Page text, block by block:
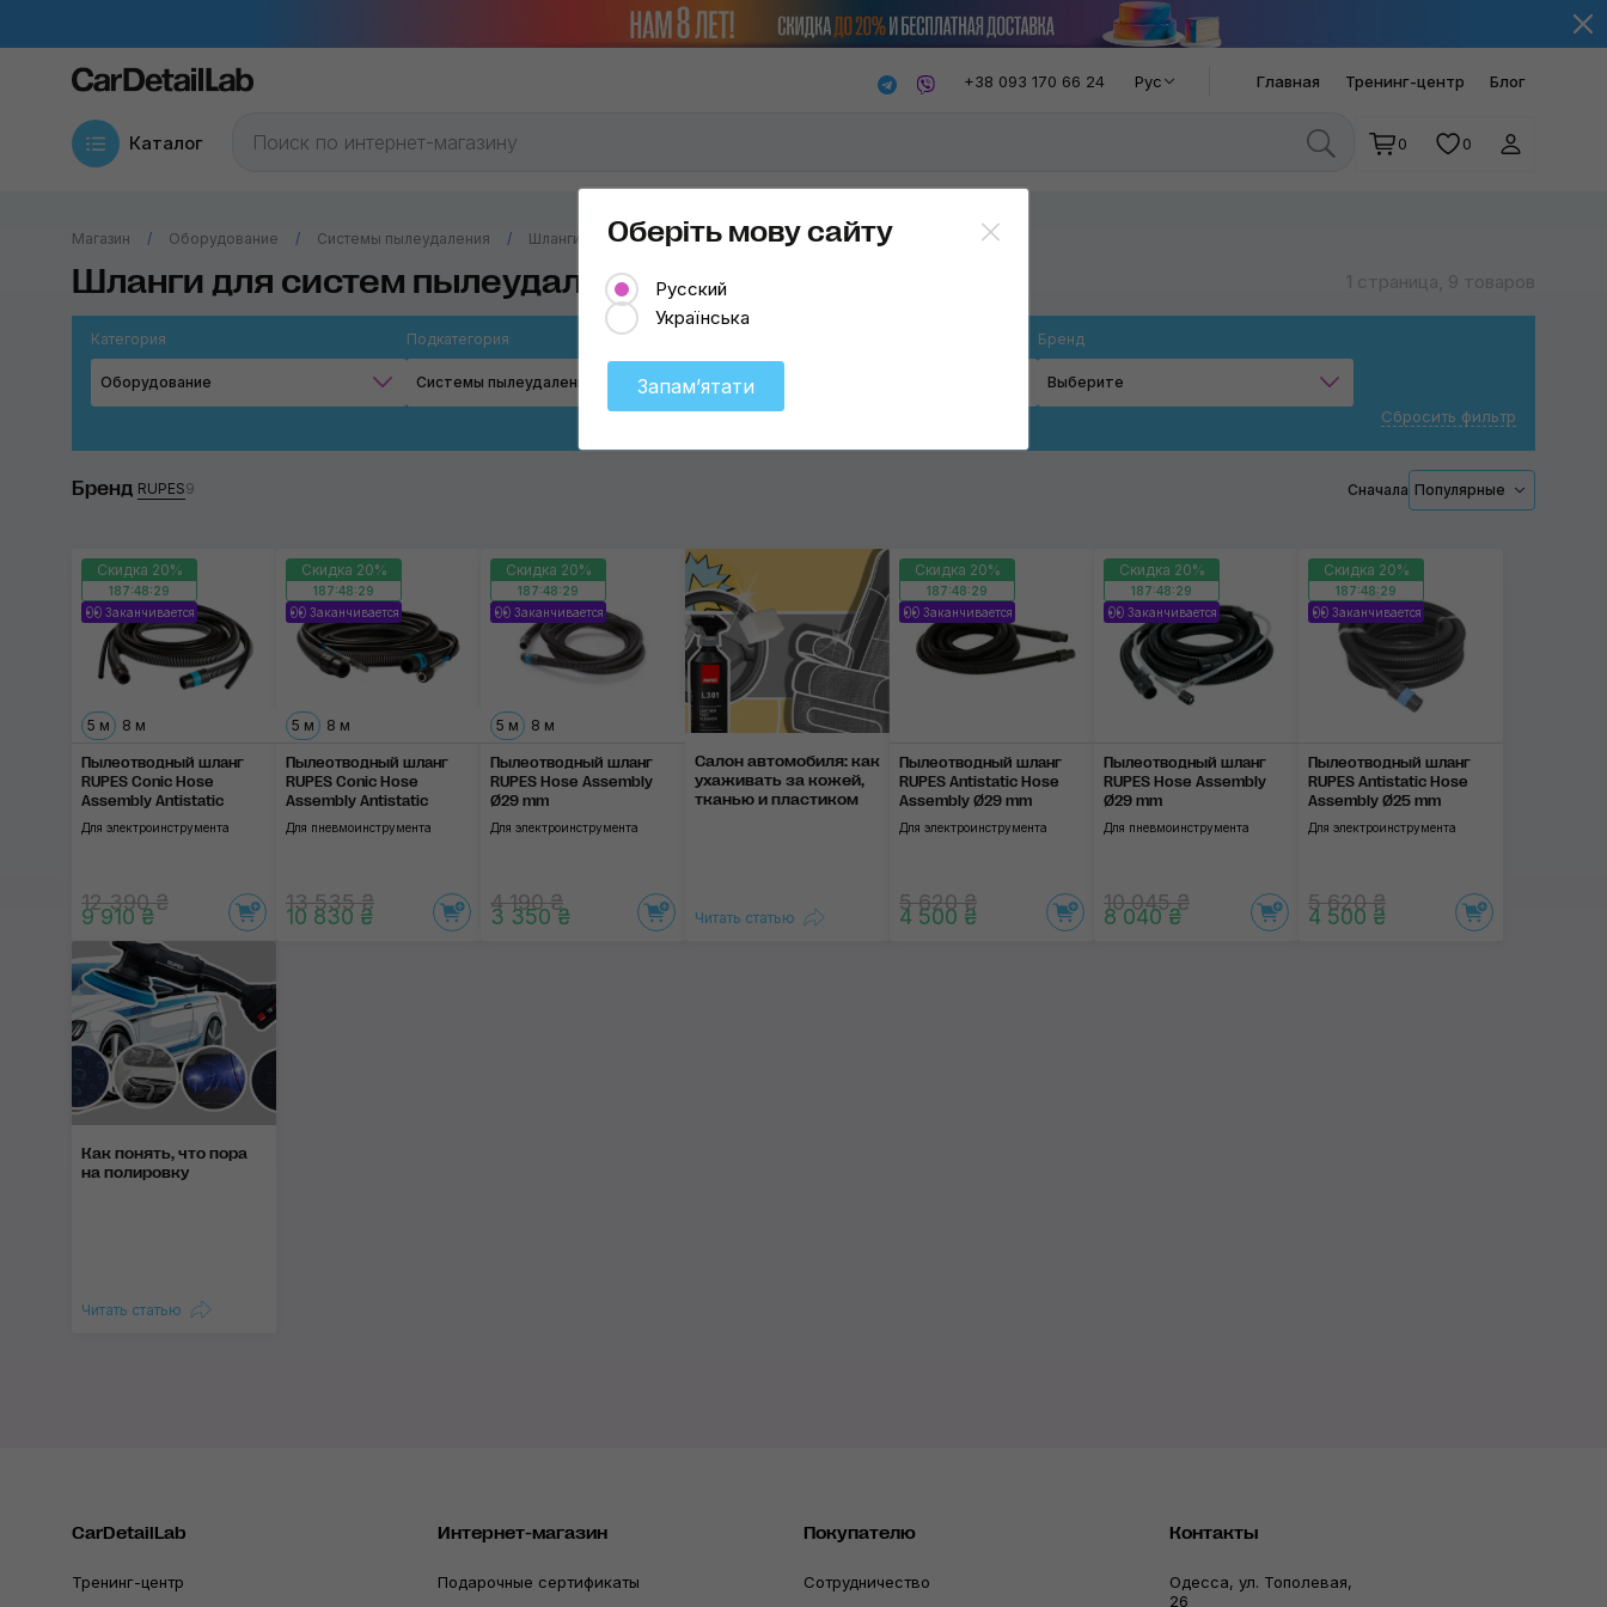
+38 093 170 66 24 Рус Главная Тренинг-центр Блог
Каталог 0 0
Магазин Оборудование Системы пылеудаления Шланги
Шланги для систем пылеудаления 1 страница, 9 товаров
Категория
Оборудование
Подкатегория
Системы пылеудаления Шланги
Мешки-пылесборники
Аксессуары
Применить
Бренд
Выберите
Сбросить фильтр
Бренд RUPES9 Сначала Популярные
Скидка 20%
187:48:29
Заканчивается
5 м 8 м
Пылеотводный шланг
RUPES Conic Hose
Assembly Antistatic
Для электроинструмента
12 390 ₴
9 910 ₴
Скидка 20%
187:48:29
Заканчивается
5 м 8 м
Пылеотводный шланг
RUPES Conic Hose
Assembly Antistatic
Для пневмоинструмента
13 535 ₴
10 830 ₴
Скидка 20%
187:48:29
Заканчивается
5 м 8 м
Пылеотводный шланг
RUPES Hose Assembly
Ø29 mm
Для электроинструмента
4 190 ₴
3 350 ₴
Салон автомобиля: как
уха­жи­вать за ко­жей,
тка­нью и пла­сти­ком
Читать статью
Скидка 20%
187:48:29
Заканчивается
Пылеотводный шланг
RUPES Antistatic Hose
Assembly Ø29 mm
Для электроинструмента
5 620 ₴
4 500 ₴
Скидка 20%
187:48:29
Заканчивается
Пылеотводный шланг
RUPES Hose Assembly
Ø29 mm
Для пневмоинструмента
10 045 ₴
8 040 ₴
Скидка 20%
187:48:29
Заканчивается
Пылеотводный шланг
RUPES Antistatic Hose
Assembly Ø25 mm
Для электроинструмента
5 620 ₴
4 500 ₴
Как понять, что пора
на полировку
Читать статью
CarDetailLab
Тренинг-центр
Интернет-магазин
Подарочные сертификаты
Покупателю
Сотрудничество
Контакты
Одесса, ул. Тополевая,
26
Оберіть мову сайту
Русский
Українська
Запамʼятати